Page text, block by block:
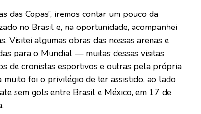
das Copas”, iremos contar um pouco da
no Brasil e, na oportunidade, acompanhei
Visitei algumas obras das nossas arenas e
para o Mundial — muitas dessas visitas
de cronistas esportivos e outras pela própria
foi o privilégio de ter assistido, ao lado
sem gols entre Brasil e México, em 17 de